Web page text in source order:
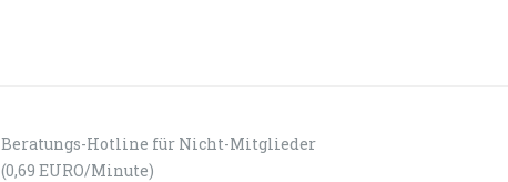
Beratungs-Hotline für Nicht-Mitglieder
(0,69 EURO/Minute)